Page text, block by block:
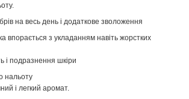
на весь день і додаткове зволоження
впорається з укладанням навіть жорстких
і подразнення шкіри
нальоту
і легкий аромат.